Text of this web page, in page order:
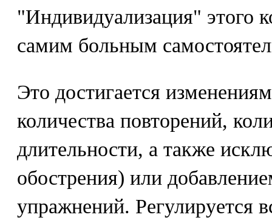
"Индивидуализация" этого
самим больным
Это достигается
количества повторений,
длительности, а также
обострения) или
упражнений. Регулируется